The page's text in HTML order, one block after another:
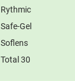
Rythmic
Safe-Gel
Soflens
Total 30